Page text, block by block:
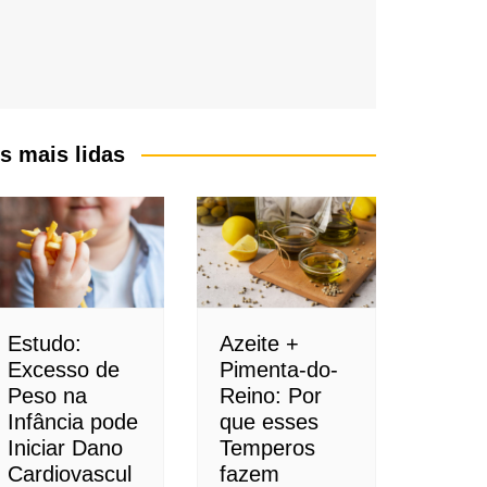
mais lidas
Estudo:
Excesso de
Peso na
Infância pode
Iniciar Dano
Cardiovascul
Azeite +
Pimenta-do-
Reino: Por
que esses
Temperos
fazem